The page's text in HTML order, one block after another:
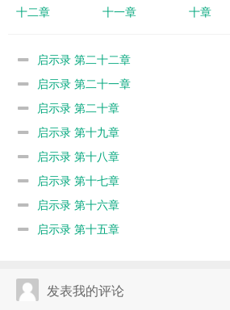
十二章
十一章
十章
启示录 第二十二章
启示录 第二十一章
启示录 第二十章
启示录 第十九章
启示录 第十八章
启示录 第十七章
启示录 第十六章
启示录 第十五章
发表我的评论